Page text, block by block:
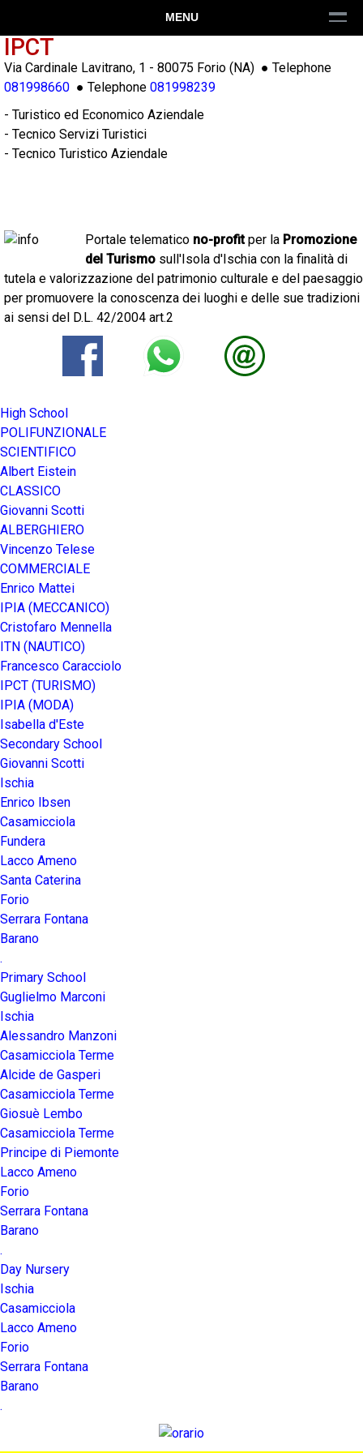
MENU
IPCT
Via Cardinale Lavitrano, 1 - 80075 Forio (NA) ● Telephone
081998660 ● Telephone 081998239
- Turistico ed Economico Aziendale
- Tecnico Servizi Turistici
- Tecnico Turistico Aziendale
Portale telematico no-profitper la Promozione
del Turismo sull'Isola d'Ischia con la finalità di
tutela e valorizzazione del patrimonio culturale e del paesaggio
per promuovere la conoscenza dei luoghi e delle sue tradizioni
ai sensi del D.L. 42/2004 art.2
High School
POLIFUNZIONALE
SCIENTIFICO
Albert Eistein
CLASSICO
Giovanni Scotti
ALBERGHIERO
Vincenzo Telese
COMMERCIALE
Enrico Mattei
IPIA (MECCANICO)
Cristofaro Mennella
ITN (NAUTICO)
Francesco Caracciolo
IPCT (TURISMO)
IPIA (MODA)
Isabella d'Este
Secondary School
Giovanni Scotti
Ischia
Enrico Ibsen
Casamicciola
Fundera
Lacco Ameno
Santa Caterina
Forio
Serrara Fontana
Barano
.
Primary School
Guglielmo Marconi
Ischia
Alessandro Manzoni
Casamicciola Terme
Alcide de Gasperi
Casamicciola Terme
Giosuè Lembo
Casamicciola Terme
Principe di Piemonte
Lacco Ameno
Forio
Serrara Fontana
Barano
.
Day Nursery
Ischia
Casamicciola
Lacco Ameno
Forio
Serrara Fontana
Barano
.